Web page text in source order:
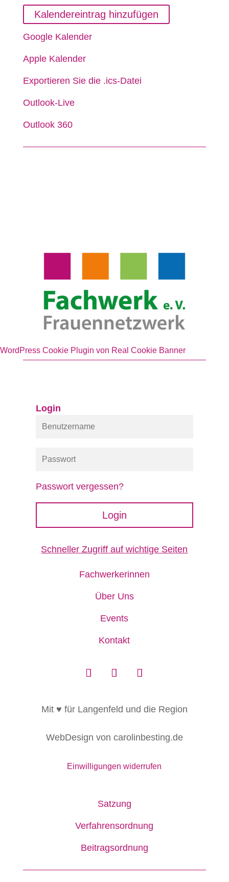
Kalendereintrag hinzufügen
Google Kalender
Apple Kalender
Exportieren Sie die .ics-Datei
Outlook-Live
Outlook 360
Login
Passwort vergessen?
Login
Schneller Zugriff auf wichtige Seiten
Fachwerkerinnen
Über Uns
Events
Kontakt
Mit ♥ für Langenfeld und die Region
WebDesign von carolinbesting.de
Einwilligungen widerrufen
Satzung
Verfahrensordnung
Beitragsordnung
WordPress Cookie Plugin von Real Cookie Banner